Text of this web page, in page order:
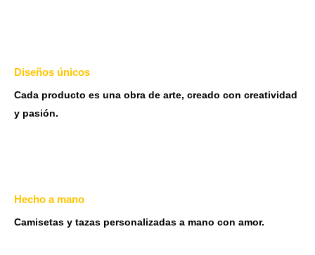
Diseños únicos
Cada producto es una obra de arte, creado con creatividad
y pasión.
Hecho a mano
Camisetas y tazas personalizadas a mano con amor.